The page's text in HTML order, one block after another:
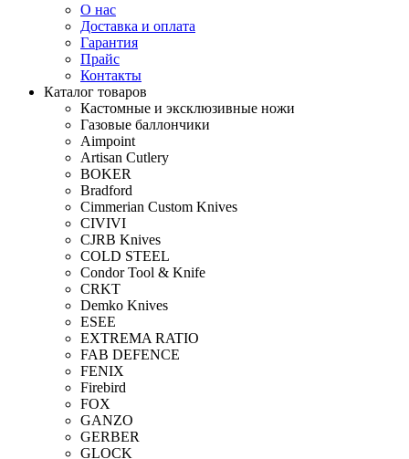
О нас
Доставка и оплата
Гарантия
Прайс
Контакты
Каталог товаров
Кастомные и эксклюзивные ножи
Газовые баллончики
Aimpoint
Artisan Cutlery
BOKER
Bradford
Cimmerian Custom Knives
CIVIVI
CJRB Knives
COLD STEEL
Condor Tool & Knife
CRKT
Demko Knives
ESEE
EXTREMA RATIO
FAB DEFENCE
FENIX
Firebird
FOX
GANZO
GERBER
GLOCK